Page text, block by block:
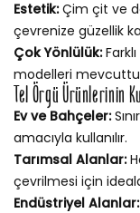
Estetik:Çim çit ve
çevrenize güzellik
Çok Yönlülük:
modelleri
Tel Örgü Ürünlerinin
Ev ve Bahçeler:
amacıyla kullanılır.
Tarımsal Alanlar:
çevrilmesi için
Endüstriyel Alanlar: